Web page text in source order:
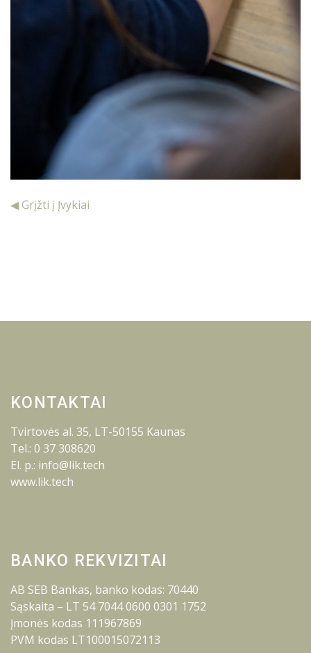
◀ Grįžti į Įvykiai
KONTAKTAI
Tvirtovės al. 35, LT-50155 Kaunas
Tel.: 0 37 308620
El. p.: info@lik.tech
www.lik.tech
BANKO REKVIZITAI
AB SEB Bankas, banko kodas: 70440
Sąskaita – LT 54 7044 0600 0301 1752
Įmonės kodas 111967869
PVM kodas LT100015072113